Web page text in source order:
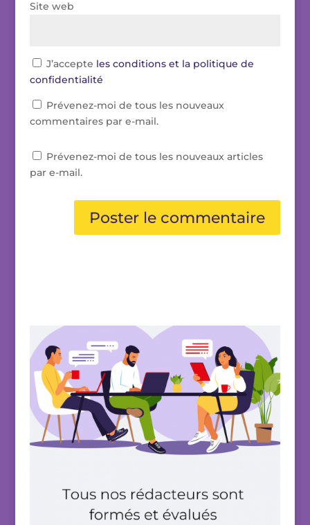
Site web
J’accepte les conditions et la politique de
confidentialité
Prévenez-moi de tous les nouveaux
commentaires par e-mail.
Prévenez-moi de tous les nouveaux articles
par e-mail.